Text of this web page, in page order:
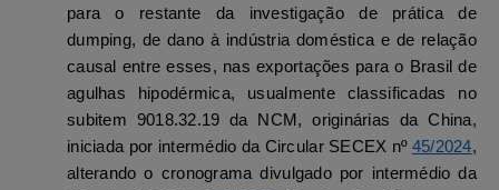
para o restante da investigação de prática de
dumping, de dano à indústria doméstica e de relação
causal entre esses, nas exportações para o Brasil de
agulhas hipodérmica, usualmente classificadas no
subitem 9018.32.19 da NCM, originárias da China,
iniciada por intermédio da Circular SECEX nº 45/2024,
alterando o cronograma divulgado por intermédio da